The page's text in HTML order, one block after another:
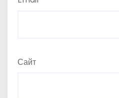
Сайт